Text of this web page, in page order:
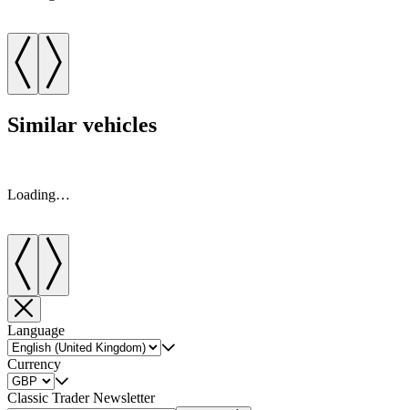
Similar vehicles
Loading…
Language
Currency
Classic Trader Newsletter